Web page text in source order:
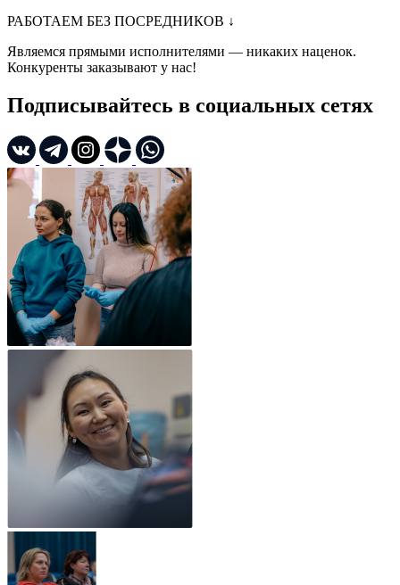
РАБОТАЕМ БЕЗ ПОСРЕДНИКОВ ↓
Являемся прямыми исполнителями — никаких наценок.
Конкуренты заказывают у нас!
Подписывайтесь в социальных сетях